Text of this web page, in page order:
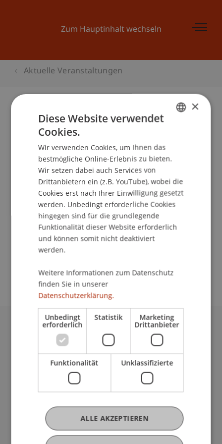
Zum Hauptinhalt wechseln
Aktuelle Veranstaltungen
Business Forum
School/Professur:
An-Institut KMU Zentrum
Veranstaltungsdetails
Kontakt
Universität Liechtenstein
Fürst-Franz-Josef-Strasse
9490 Vaduz
Liechtenstein
T +423 265 11 11
info@uni.li
Fußzeile Rechtliche Hinweise
Rechtssammlung
Datenschutzerklärung
Disclaimer
×
Diese Website verwendet
Cookies.
Wir verwenden Cookies, um Ihnen das
bestmögliche Online-Erlebnis zu bieten.
Wir setzen dabei auch Services von
Drittanbietern ein (z.B. YouTube), wobei die
Cookies erst nach Ihrer Einwilligung gesetzt
werden. Unbedingt erforderliche Cookies
hingegen sind für die grundlegende
Funktionalität dieser Website erforderlich
und können somit nicht deaktiviert
werden.
Weitere Informationen zum Datenschutz
finden Sie in unserer
Datenschutzerklärung.
Unbedingt
erforderlich
Statistik Marketing
Drittanbieter
Funktionalität Unklassifizierte
ALLE AKZEPTIEREN